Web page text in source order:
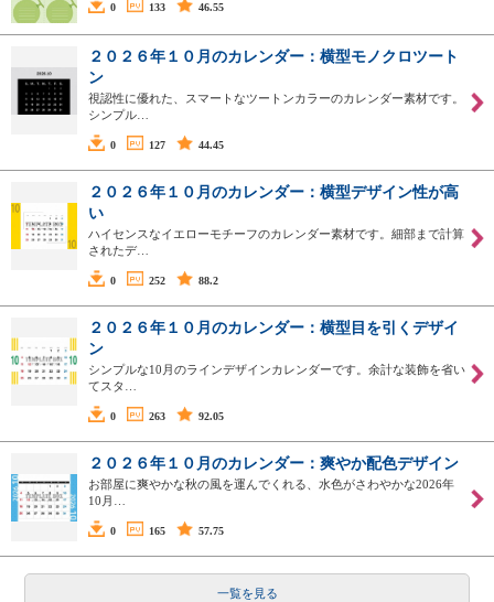
0 133 46.55
２０２６年１０月のカレンダー：横型モノクロツート
ン
視認性に優れた、スマートなツートンカラーのカレンダー素材です。
シンプル…
0 127 44.45
２０２６年１０月のカレンダー：横型デザイン性が高
い
ハイセンスなイエローモチーフのカレンダー素材です。細部まで計算
されたデ…
0 252 88.2
２０２６年１０月のカレンダー：横型目を引くデザイ
ン
シンプルな10月のラインデザインカレンダーです。余計な装飾を省い
てスタ…
0 263 92.05
２０２６年１０月のカレンダー：爽やか配色デザイン
お部屋に爽やかな秋の風を運んでくれる、水色がさわやかな2026年
10月…
0 165 57.75
一覧を見る